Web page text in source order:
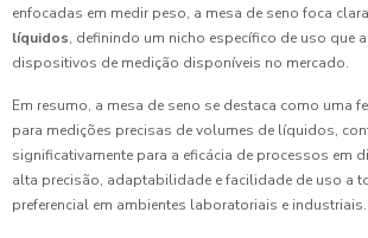
enfocadas em medir peso, a mesa de seno foca
líquidos, definindo um nicho específico de uso que
dispositivos de medição disponíveis no mercado.
Em resumo, a mesa de seno se destaca como uma
para medições precisas de volumes de líquidos,
significativamente para a eficácia de processos em
alta precisão, adaptabilidade e facilidade de uso a
preferencial em ambientes laboratoriais e industriais.